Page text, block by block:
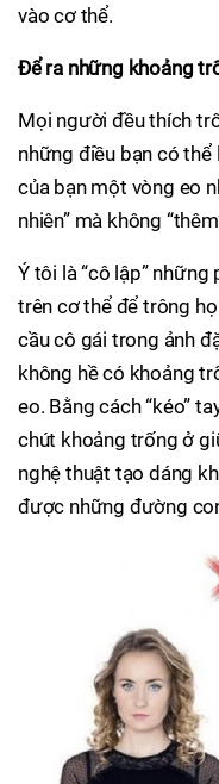
vào cơ thể.
Để ra những khoảng
Mọi người đều thích
những điều bạn có thể
của bạn một vòng eo
nhiên” mà không
Ý tôi là “cô lập”
trên cơ thể để trông
cầu cô gái trong ảnh
không hề có khoảng
eo. Bằng cách “kéo”
chút khoảng trống ở
nghệ thuật tạo dáng
được những đường